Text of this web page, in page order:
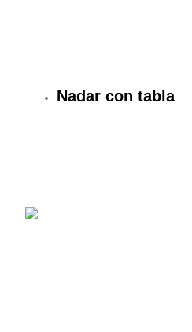
Nadar con tabla